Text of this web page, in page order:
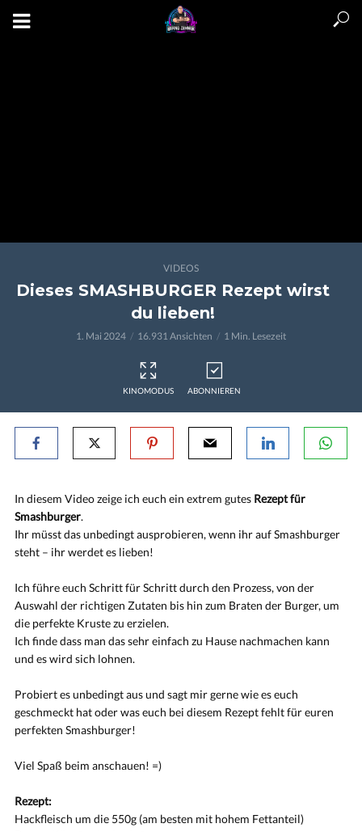
VIDEOS
Dieses SMASHBURGER Rezept wirst
du lieben!
1. Mai 2024 16.931 Ansichten 1 Min. Lesezeit
KINOMODUS ABONNIEREN
In diesem Video zeige ich euch ein extrem gutes Rezept für
Smashburger.
Ihr müsst das unbedingt ausprobieren, wenn ihr auf Smashburger
steht – ihr werdet es lieben!
Ich führe euch Schritt für Schritt durch den Prozess, von der
Auswahl der richtigen Zutaten bis hin zum Braten der Burger, um
die perfekte Kruste zu erzielen.
Ich finde dass man das sehr einfach zu Hause nachmachen kann
und es wird sich lohnen.
Probiert es unbedingt aus und sagt mir gerne wie es euch
geschmeckt hat oder was euch bei diesem Rezept fehlt für euren
perfekten Smashburger!
Viel Spaß beim anschauen! =)
Rezept:
Hackfleisch um die 550g (am besten mit hohem Fettanteil)